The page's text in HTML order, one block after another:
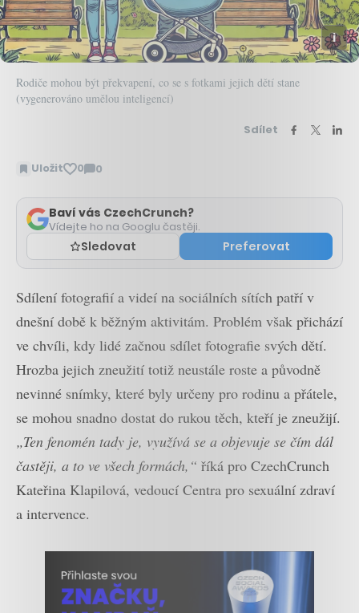
Rodiče mohou být překvapení, co se s fotkami jejich dětí stane
(vygenerováno umělou inteligencí)
Sdílet
Uložit 0 0
Zobrazit
Baví vás CzechCrunch?
Vídejte ho na Googlu častěji.
Sledovat Preferovat
Sdílení fotografií a videí na sociálních sítích patří v
dnešní době k běžným aktivitám. Problém však přichází
ve chvíli, kdy lidé začnou sdílet fotografie svých dětí.
Hrozba jejich zneužití totiž neustále roste a původně
nevinné snímky, které byly určeny pro rodinu a přátele,
se mohou snadno dostat do rukou těch, kteří je zneužijí.
„Ten fenomén tady je, využívá se a objevuje se čím dál
častěji, a to ve všech formách,“ říká pro CzechCrunch
Kateřina Klapilová, vedoucí Centra pro sexuální zdraví
a intervence.